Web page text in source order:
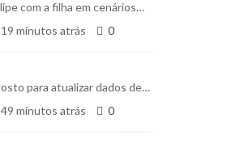
com a filha em cenários…
19 minutos atrás 0
para atualizar dados de…
49 minutos atrás 0